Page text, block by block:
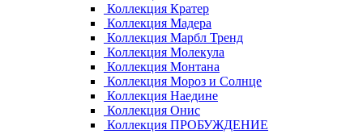
Коллекция Кратер
Коллекция Мадера
Коллекция Марбл Тренд
Коллекция Молекула
Коллекция Монтана
Коллекция Мороз и Солнце
Коллекция Наедине
Коллекция Онис
Коллекция ПРОБУЖДЕНИЕ